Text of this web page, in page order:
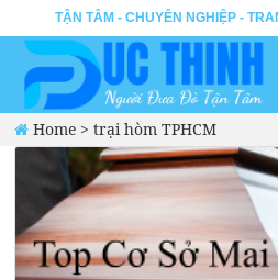
TẬN TÂM - CHUYÊN NGHIỆP -
Home >trại hòm TPHCM